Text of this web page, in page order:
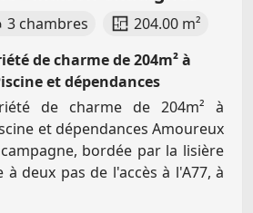
3 chambres
204.00 m²
de charme de 204m² à
et dépendances
de charme de 204m² à
et dépendances Amoureux
bordée par la lisière
deux pas de l'accès à l'A77, à